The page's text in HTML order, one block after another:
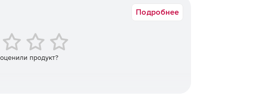
Подробнее
продукт?